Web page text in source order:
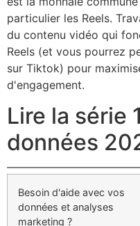
particulier les Reels.
du contenu vidéo qui
Reels (et vous pourrez
sur Tiktok) pour
d'engagement.
Lire la série
données
Besoin d'aide avec vos
données et analyses
marketing ?